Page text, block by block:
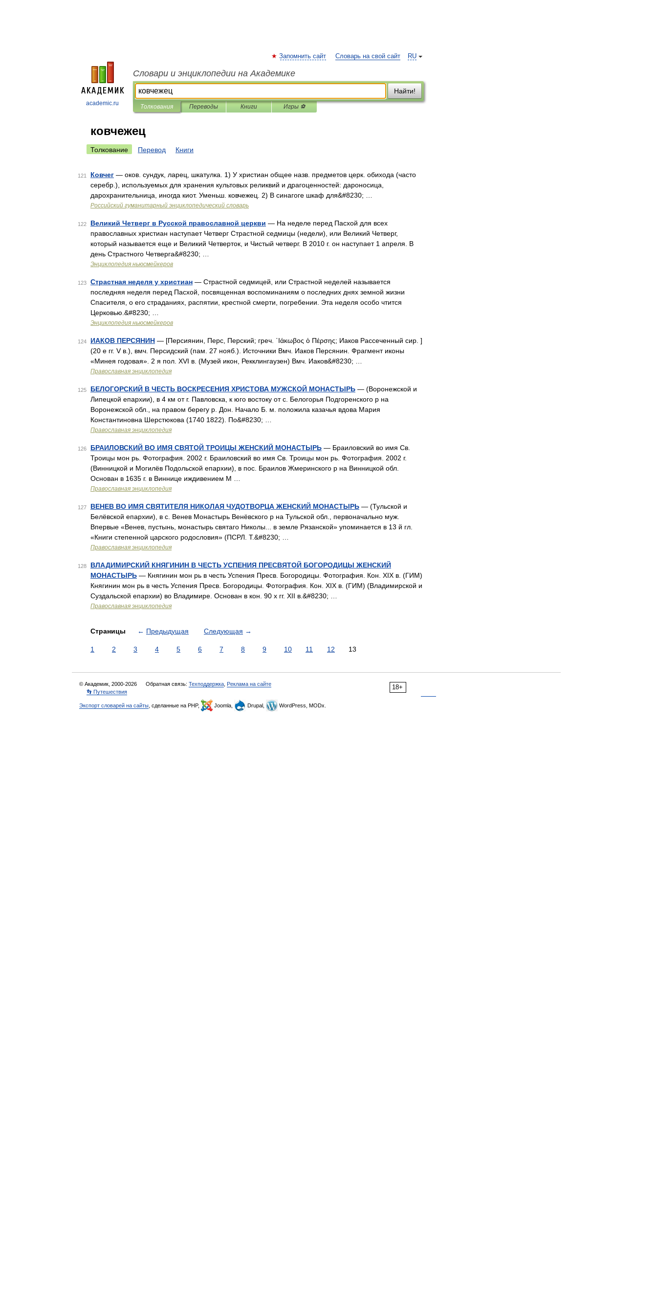
academic.ru
RU
Запомнить сайт Словарь на свой сайт
Словари и энциклопедии на Академике
Найти!
Толкования Переводы Книги Игры ⚽
ковчежец
Толкование Перевод Книги
121 Ковчег — оков. сундук, ларец, шкатулка. 1) У христиан общее назв. предметов церк. обихода (часто
серебр.), используемых для хранения культовых реликвий и драгоценностей: дароносица,
дарохранительница, иногда киот. Уменьш. ковчежец. 2) В синагоге шкаф для&#8230; …
Российский гуманитарный энциклопедический словарь
122 Великий Четверг в Русской православной церкви — На неделе перед Пасхой для всех
православных христиан наступает Четверг Страстной седмицы (недели), или Великий Четверг,
который называется еще и Великий Четверток, и Чистый четверг. В 2010 г. он наступает 1 апреля. В
день Страстного Четверга&#8230; …
Энциклопедия ньюсмейкеров
123 Страстная неделя у христиан — Страстной седмицей, или Страстной неделей называется
последняя неделя перед Пасхой, посвященная воспоминаниям о последних днях земной жизни
Спасителя, о его страданиях, распятии, крестной смерти, погребении. Эта неделя особо чтится
Церковью.&#8230; …
Энциклопедия ньюсмейкеров
124 ИАКОВ ПЕРСЯНИН — [Персиянин, Перс, Перский; греч. ᾿Ιάκωβος ὁ Πέρσης; Иаков Рассеченный сир. ]
(20 е гг. V в.), вмч. Персидский (пам. 27 нояб.). Источники Вмч. Иаков Персянин. Фрагмент иконы
«Минея годовая». 2 я пол. XVI в. (Музей икон, Рекклингаузен) Вмч. Иаков&#8230; …
Православная энциклопедия
125 БЕЛОГОРСКИЙ В ЧЕСТЬ ВОСКРЕСЕНИЯ ХРИСТОВА МУЖСКОЙ МОНАСТЫРЬ — (Воронежской и
Липецкой епархии), в 4 км от г. Павловска, к юго востоку от с. Белогорья Подгоренского р на
Воронежской обл., на правом берегу р. Дон. Начало Б. м. положила казачья вдова Мария
Константиновна Шерстюкова (1740 1822). По&#8230; …
Православная энциклопедия
126 БРАИЛОВСКИЙ ВО ИМЯ СВЯТОЙ ТРОИЦЫ ЖЕНСКИЙ МОНАСТЫРЬ — Браиловский во имя Св.
Троицы мон рь. Фотография. 2002 г. Браиловский во имя Св. Троицы мон рь. Фотография. 2002 г.
(Винницкой и Могилёв Подольской епархии), в пос. Браилов Жмеринского р на Винницкой обл.
Основан в 1635 г. в Виннице иждивением М …
Православная энциклопедия
127 ВЕНЕВ ВО ИМЯ СВЯТИТЕЛЯ НИКОЛАЯ ЧУДОТВОРЦА ЖЕНСКИЙ МОНАСТЫРЬ — (Тульской и
Белёвской епархии), в с. Венев Монастырь Венёвского р на Тульской обл., первоначально муж.
Впервые «Венев, пустынь, монастырь святаго Николы... в земле Рязанской» упоминается в 13 й гл.
«Книги степенной царского родословия» (ПСРЛ. Т.&#8230; …
Православная энциклопедия
128
ВЛАДИМИРСКИЙ КНЯГИНИН В ЧЕСТЬ УСПЕНИЯ ПРЕСВЯТОЙ БОГОРОДИЦЫ ЖЕНСКИЙ
МОНАСТЫРЬ — Княгинин мон рь в честь Успения Пресв. Богородицы. Фотография. Кон. XIX в. (ГИМ)
Княгинин мон рь в честь Успения Пресв. Богородицы. Фотография. Кон. XIX в. (ГИМ) (Владимирской и
Суздальской епархии) во Владимире. Основан в кон. 90 х гг. XII в.&#8230; …
Православная энциклопедия
Страницы ← Предыдущая Следующая →
1 2 3 4 5 6 7 8 9 10 11 12 13
18+
© Академик, 2000-2026 Обратная связь: Техподдержка Реклама на сайте
👣 Путешествия
Экспорт словарей на сайты , сделанные на PHP, Joomla, Drupal, WordPress, MODx.